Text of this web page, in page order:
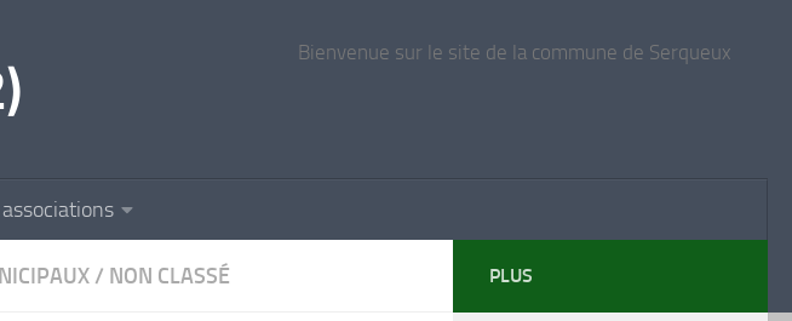
Bienvenue sur le site de la commune de Serqueux
/ NON CLASSÉ PLUS